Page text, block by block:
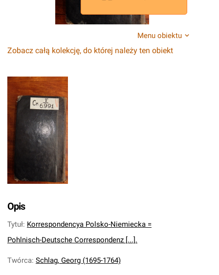
Menu obiektu
Zobacz całą kolekcję, do której należy ten obiekt
Opis
Tytuł: Korrespondencya Polsko-Niemiecka =
Pohlnisch-Deutsche Correspondenz [...].
Twórca: Schlag, Georg (1695-1764)